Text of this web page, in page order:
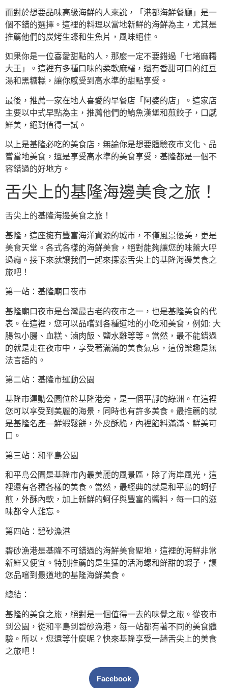
而對於想要品味高級海鮮的人來說，「港都海鮮餐廳」是一
個不錯的選擇。這裡的料理以當地新鮮的海鮮為主，尤其是
推薦他們的炭烤生蠔和生魚片，風味絕佳。
如果你是一位喜愛甜點的人，那麼一定不要錯過「七堵麻糬
大王」。這裡有多種口味的柔軟麻糬，還有香甜可口的紅豆
湯和黑糖糕，讓你感受到高水準的甜點享受。
最後，推薦一家在地人喜愛的早餐店「阿婆的店」。這家店
主要以中式早點為主，推薦他們的鮪魚漢堡和煎餃子，口感
鮮美，絕對值得一試。
以上是基隆必吃的美食店，無論你是想要體驗夜市文化、品
嘗當地美食，還是享受高水準的美食享受，基隆都是一個不
容錯過的好地方。
舌尖上的基隆海邊美食之旅！
舌尖上的基隆海邊美食之旅！
基隆，這座擁有豐富海洋資源的城市，不僅風景優美，更是
美食天堂。各式各樣的海鮮美食，絕對能夠讓您的味蕾大呼
過癮。接下來就讓我們一起來探索舌尖上的基隆海邊美食之
旅吧！
第一站：基隆廟口夜市
基隆廟口夜市是台灣最古老的夜市之一，也是基隆美食的代
表。在這裡，您可以品嚐到各種道地的小吃和美食，例如: 大
腸包小腸、血糕、滷肉飯、鹽水雞等等。當然，最不能錯過
的就是走在夜市中，享受著滿滿的美食氣息，這份樂趣是無
法言語的。
第二站：基隆市運動公園
基隆市運動公園位於基隆港旁，是一個平靜的綠洲。在這裡
您可以享受到美麗的海景，同時也有許多美食。最推薦的就
是基隆名產—鮮蝦鬆餅，外皮酥脆，內裡餡料滿滿、鮮美可
口。
第三站：和平島公園
和平島公園是基隆市內最美麗的風景區，除了海岸風光，這
裡還有各種各樣的美食。當然，最經典的就是和平島的蚵仔
煎，外酥內軟，加上新鮮的蚵仔與豐富的醬料，每一口的滋
味都令人難忘。
第四站：碧砂漁港
碧砂漁港是基隆不可錯過的海鮮美食聖地，這裡的海鮮非常
新鮮又便宜。特別推薦的是生猛的活海螺和鮮甜的蝦子，讓
您品嚐到最道地的基隆海鮮美食。
總結：
基隆的美食之旅，絕對是一個值得一去的味覺之旅。從夜市
到公園，從和平島到碧砂漁港，每一站都有著不同的美食體
驗。所以，您還等什麼呢？快來基隆享受一趟舌尖上的美食
之旅吧！
Facebook